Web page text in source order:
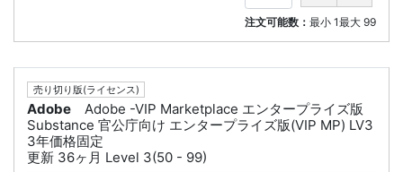
注文可能数： 最小 1最大 99
売り切り版(ライセンス)
Adobe
Adobe -VIP Marketplace エンタープライズ版
Substance 官公庁向け エンタープライズ版(VIP MP) LV3
3年価格固定
更新 36ヶ月 Level 3(50 - 99)